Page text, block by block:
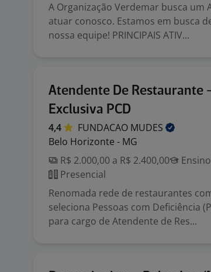
A Organização Verdemar busca um
atuar conosco. Estamos em busca
nossa equipe! PRINCIPAIS ATIV...
Atendente De Restaurante
Exclusiva PCD
4,4 FUNDACAO MUDES
Belo Horizonte - MG
R$ 2.000,00 a R$ 2.400,00
Presencial
Renomada rede de restaurantes
seleciona Pessoas com Deficiência
para cargo de Atendente de Res...